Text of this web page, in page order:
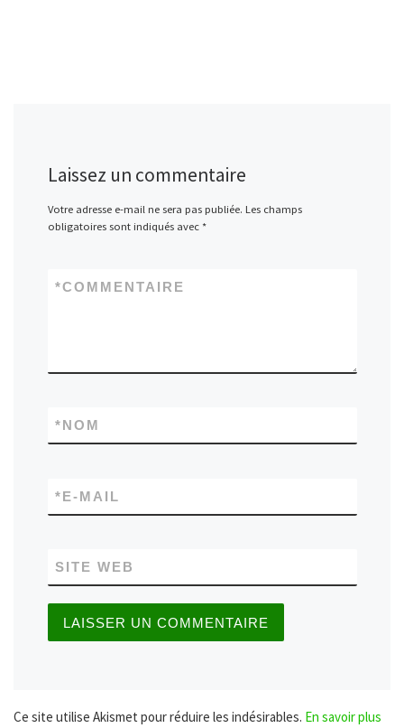
Laissez un commentaire
Votre adresse e-mail ne sera pas publiée. Les champs
obligatoires sont indiqués avec *
COMMENTAIRE
*
NOM
*
E-MAIL
*
SITE WEB
Ce site utilise Akismet pour réduire les indésirables. En savoir plus